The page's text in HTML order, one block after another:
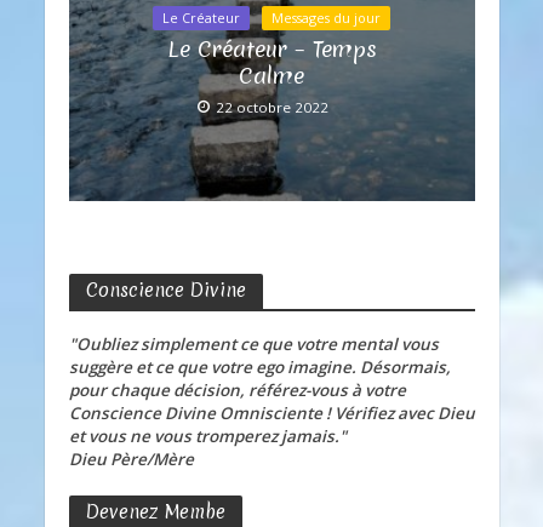
Le Créateur Messages du jour
Le Créateur – Temps
Calme
22 octobre 2022
Conscience Divine
"Oubliez simplement ce que votre mental vous
suggère et ce que votre ego imagine. Désormais,
pour chaque décision, référez-vous à votre
Conscience Divine Omnisciente ! Vérifiez avec Dieu
et vous ne vous tromperez jamais."
Dieu Père/Mère
Devenez Membe